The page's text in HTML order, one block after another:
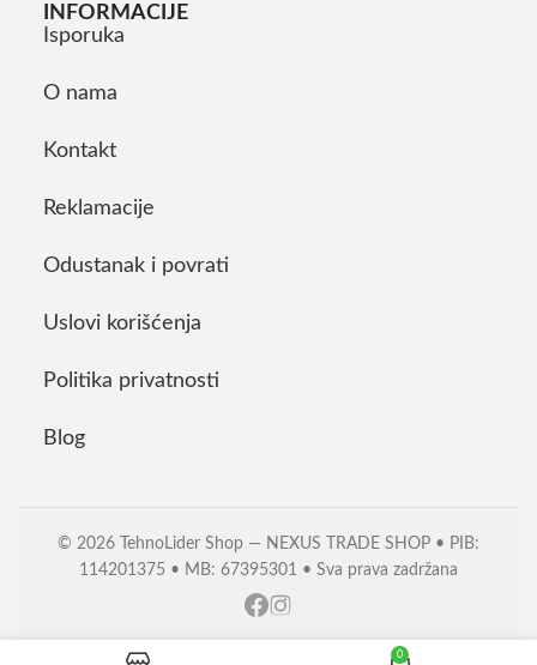
INFORMACIJE
Isporuka
O nama
Kontakt
Reklamacije
Odustanak i povrati
Uslovi korišćenja
Politika privatnosti
Blog
© 2026 TehnoLider Shop — NEXUS TRADE SHOP • PIB:
114201375 • MB: 67395301 • Sva prava zadržana
0